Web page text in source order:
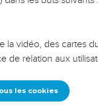
la vidéo, des cartes
de relation aux
les cookies